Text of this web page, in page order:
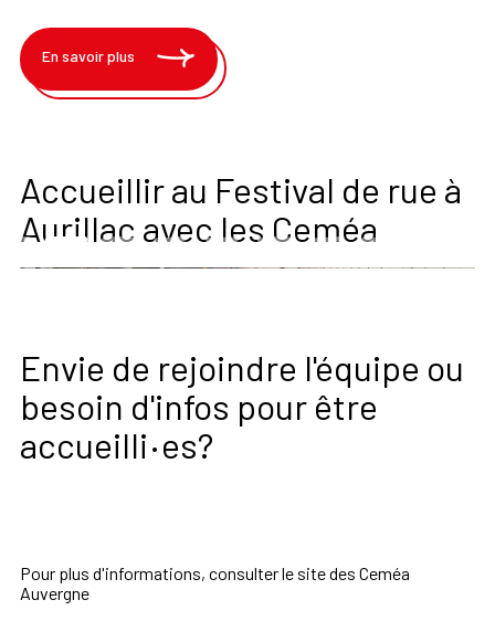
En savoir plus
Accueillir au Festival de rue à
Aurillac avec les Ceméa
Envie de rejoindre l'équipe ou
besoin d'infos pour être
accueilli·es?
Pour plus d'informations, consulter le site des Ceméa
Auvergne